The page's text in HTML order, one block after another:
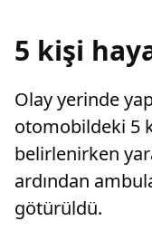
5 kişi
Olay yerinde
otomobildeki 5
belirlenirken
ardından
götürüldü.